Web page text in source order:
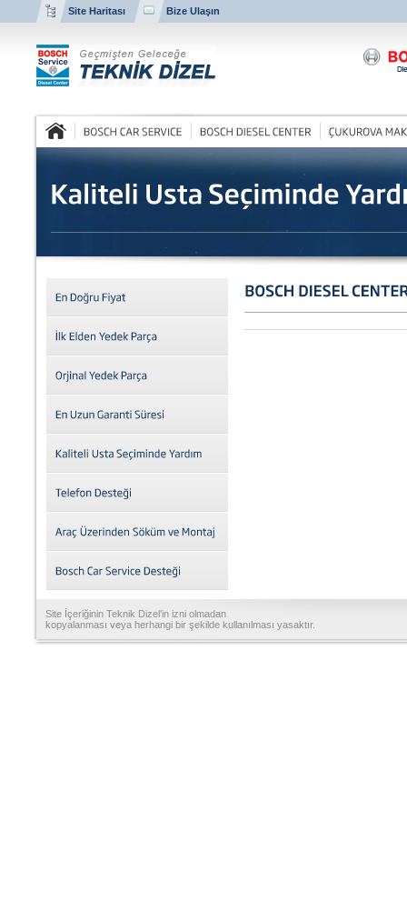
Site Haritası Bize Ulaşın
Site İçeriğinin Teknik Dizel'in izni olmadan
kopyalanması veya herhangi bir şekilde kullanılması yasaktır.